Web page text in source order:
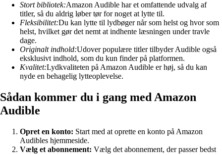
Stort bibliotek:Amazon Audible har et omfattende udvalg af
titler, så du aldrig løber tør for noget at lytte til.
Fleksibilitet:Du kan lytte til lydbøger når som helst og hvor som
helst, hvilket gør det nemt at indhente læsningen under travle
dage.
Originalt indhold:Udover populære titler tilbyder Audible også
eksklusivt indhold, som du kun finder på platformen.
Kvalitet:Lydkvaliteten på Amazon Audible er høj, så du kan
nyde en behagelig lytteoplevelse.
Sådan kommer du i gang med Amazon
Audible
Opret en konto: Start med at oprette en konto på Amazon
Audibles hjemmeside.
Vælg et abonnement: Vælg det abonnement, der passer bedst